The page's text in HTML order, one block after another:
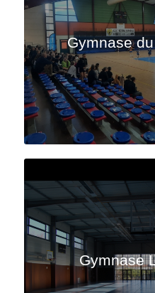
Gymnase
Gymnase